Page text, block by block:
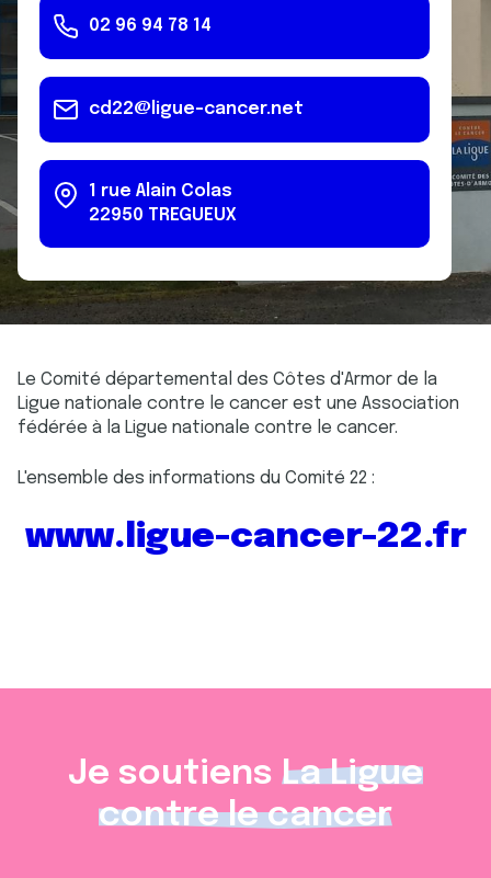
02 96 94 78 14
cd22@ligue-cancer.net
1 rue Alain Colas
22950 TREGUEUX
Le Comité départemental des Côtes d'Armor de la
Ligue nationale contre le cancer est une Association
fédérée à la Ligue nationale contre le cancer.
L'ensemble des informations du Comité 22 :
www.ligue-cancer-22.fr
Je soutiens La Ligue
contre le cancer